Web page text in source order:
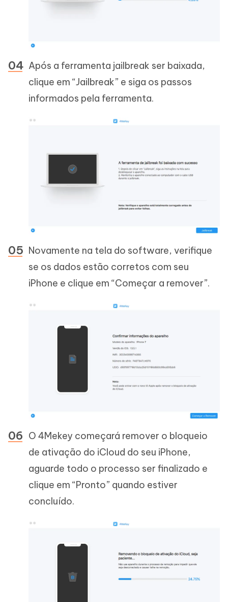
Após a ferramenta jailbreak ser baixada,
clique em “Jailbreak” e siga os passos
informados pela ferramenta.
Novamente na tela do software, verifique
se os dados estão corretos com seu
iPhone e clique em “Começar a remover”.
O 4Mekey começará remover o bloqueio
de ativação do iCloud do seu iPhone,
aguarde todo o processo ser finalizado e
clique em “Pronto” quando estiver
concluído.